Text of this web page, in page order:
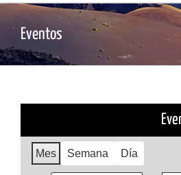
Eventos
Mes Semana Día